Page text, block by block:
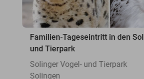
Familien-Tageseintritt in den
und Tierpark
Solinger Vogel- und Tierpark
Solingen